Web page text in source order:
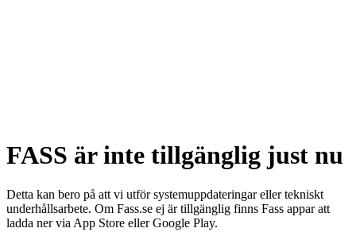
FASS är inte tillgänglig just nu
Detta kan bero på att vi utför systemuppdateringar eller tekniskt
underhållsarbete. Om Fass.se ej är tillgänglig finns Fass appar att
ladda ner via App Store eller Google Play.